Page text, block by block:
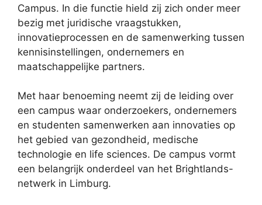
Campus. In die functie hield zij zich onder meer
bezig met juridische vraagstukken,
innovatieprocessen en de samenwerking tussen
kennisinstellingen, ondernemers en
maatschappelijke partners.
Met haar benoeming neemt zij de leiding over
een campus waar onderzoekers, ondernemers
en studenten samenwerken aan innovaties op
het gebied van gezondheid, medische
technologie en life sciences. De campus vormt
een belangrijk onderdeel van het Brightlands-
netwerk in Limburg.